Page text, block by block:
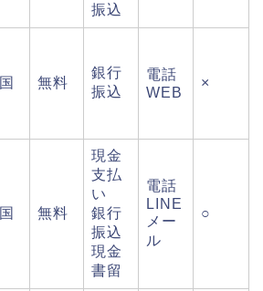
振込
無料
銀行
振込
電話
WEB
×
無料
現金
支払
い
銀行
振込
現金
書留
電話
LINE
メー
ル
○